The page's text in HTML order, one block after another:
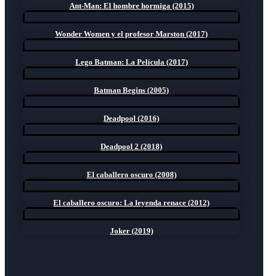
Ant-Man: El hombre hormiga (2015)
Wonder Women y el profesor Marston (2017)
Lego Batman: La Película (2017)
Batman Begins (2005)
Deadpool (2016)
Deadpool 2 (2018)
El caballero oscuro (2008)
El caballero oscuro: La leyenda renace (2012)
Joker (2019)